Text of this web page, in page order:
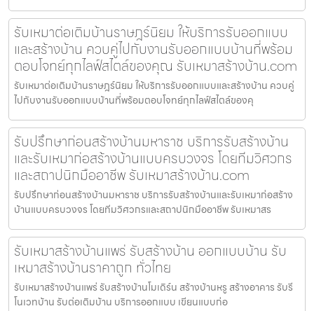
รับเหมาต่อเติมบ้านราษฎร์นิยม ให้บริการรับออกแบบ
และสร้างบ้าน ควบคู่ไปกับงานรับออกแบบบ้านที่พร้อม
ตอบโจทย์ทุกไลฟ์สไตล์ของคุณ รับเหมาสร้างบ้าน.com
รับเหมาต่อเติมบ้านราษฎร์นิยม ให้บริการรับออกแบบและสร้างบ้าน ควบคู่
ไปกับงานรับออกแบบบ้านที่พร้อมตอบโจทย์ทุกไลฟ์สไตล์ของคุ
รับปรึกษาก่อนสร้างบ้านมหาราช บริการรับสร้างบ้าน
และรับเหมาก่อสร้างบ้านแบบครบวงจร โดยทีมวิศวกร
และสถาปนิกมืออาชีพ รับเหมาสร้างบ้าน.com
รับปรึกษาก่อนสร้างบ้านมหาราช บริการรับสร้างบ้านและรับเหมาก่อสร้าง
บ้านแบบครบวงจร โดยทีมวิศวกรและสถาปนิกมืออาชีพ รับเหมาสร
รับเหมาสร้างบ้านแพร่ รับสร้างบ้าน ออกแบบบ้าน รับ
เหมาสร้างบ้านราคาถูก ทั่วไทย
รับเหมาสร้างบ้านแพร่ รับสร้างบ้านโมเดิร์น สร้างบ้านหรู สร้างอาคาร รับรี
โนเวทบ้าน รับต่อเติมบ้าน บริการออกแบบ เขียนแบบก่อ